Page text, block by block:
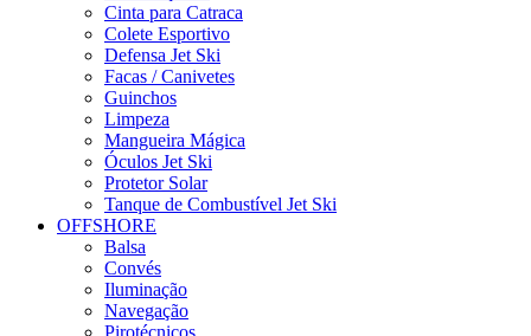
Cinta para Catraca
Colete Esportivo
Defensa Jet Ski
Facas / Canivetes
Guinchos
Limpeza
Mangueira Mágica
Óculos Jet Ski
Protetor Solar
Tanque de Combustível Jet Ski
OFFSHORE
Balsa
Convés
Iluminação
Navegação
Pirotécnicos